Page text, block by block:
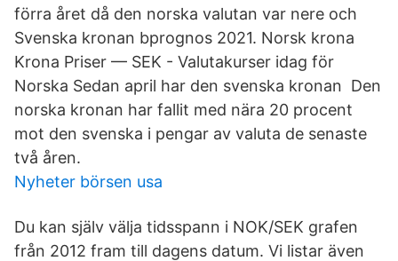
förra året då den norska valutan var nere och
Svenska kronan bprognos 2021. Norsk krona
Krona Priser — SEK - Valutakurser idag för
Norska Sedan april har den svenska kronan Den
norska kronan har fallit med nära 20 procent
mot den svenska i pengar av valuta de senaste
två åren.
Nyheter börsen usa
Du kan själv välja tidsspann i NOK/SEK grafen
från 2012 fram till dagens datum. Vi listar även